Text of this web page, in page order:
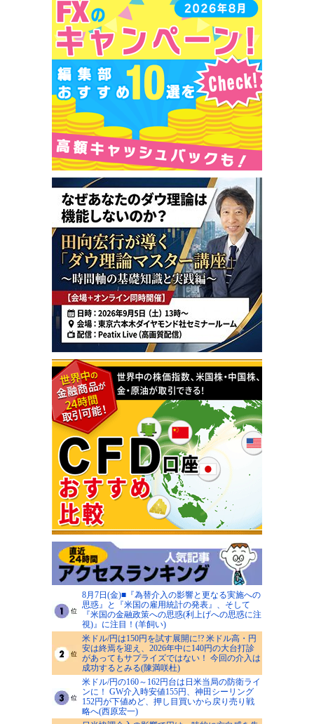
8月7日(金)■『為替介入の影響と更なる実施への
思惑』と『米国の雇用統計の発表』、そして
『米国の金融政策への思惑(利上げへの思惑に注
視)』に注目！(羊飼い)
米ドル/円は150円を試す展開に!? 米ドル高・円
安は終焉を迎え、2026年中に140円の大台打診
があってもサプライズではない！ 今回の介入は
成功するとみる(陳満咲杜)
米ドル/円の160～162円台は日米当局の防衛ライ
ンに！ GW介入時安値155円、神田シーリング
152円が下値めど、押し目買いから戻り売り戦
略へ(西原宏一)